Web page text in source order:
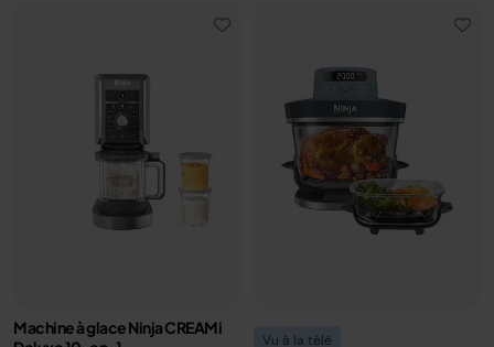
Machine à glace Ninja CREAMi
Vu à la télé